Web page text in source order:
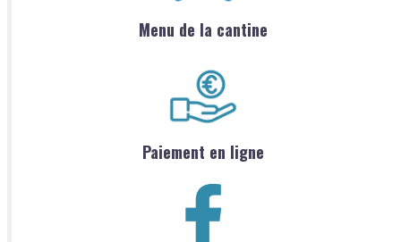
Menu de la cantine
Paiement en ligne